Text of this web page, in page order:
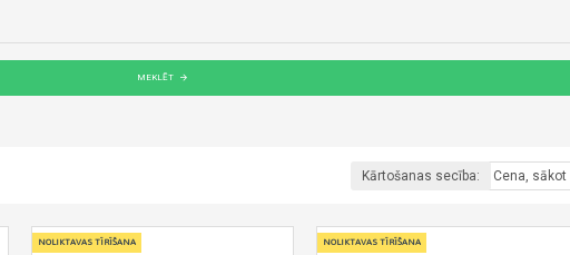
MEKLĒT
Kārtošanas secība:
NOLIKTAVAS TĪRĪŠANA NOLIKTAVAS TĪRĪŠANA